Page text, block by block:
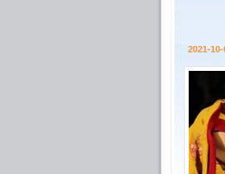
2021-10-